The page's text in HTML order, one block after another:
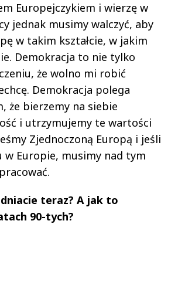
Europejczykiem i wierzę w
jednak musimy walczyć, aby
w takim kształcie, w jakim
Demokracja to nie tylko
że wolno mi robić
Demokracja polega
że bierzemy na siebie
i utrzymujemy te wartości
Zjednoczoną Europą i jeśli
w Europie, musimy nad tym
teraz? A jak to
90-tych?